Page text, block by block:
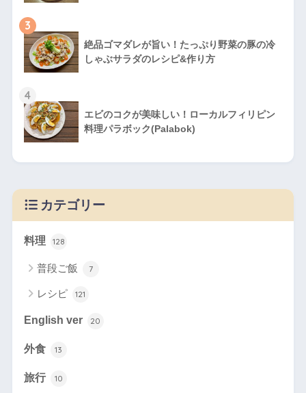
3
絶品ゴマダレが旨い！たっぷり野菜の豚の冷
しゃぶサラダのレシピ&作り方
4
エビのコクが美味しい！ローカルフィリピン
料理パラボック(Palabok)
カテゴリー
料理 128
普段ご飯 7
レシピ 121
English ver 20
外食 13
旅行 10